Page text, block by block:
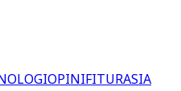
OPINIFITURASIA